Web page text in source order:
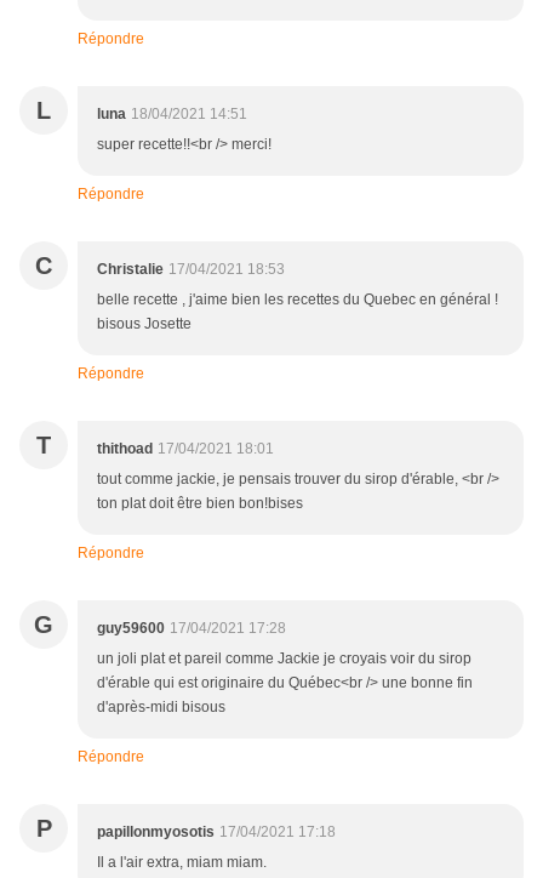
Répondre
L luna 18/04/2021 14:51
super recette!!<br /> merci!
Répondre
C Christalie 17/04/2021 18:53
belle recette , j'aime bien les recettes du Quebec en général !
bisous Josette
Répondre
T thithoad 17/04/2021 18:01
tout comme jackie, je pensais trouver du sirop d'érable, <br />
ton plat doit être bien bon!bises
Répondre
G guy59600 17/04/2021 17:28
un joli plat et pareil comme Jackie je croyais voir du sirop
d'érable qui est originaire du Québec<br /> une bonne fin
d'après-midi bisous
Répondre
P papillonmyosotis 17/04/2021 17:18
Il a l'air extra, miam miam.